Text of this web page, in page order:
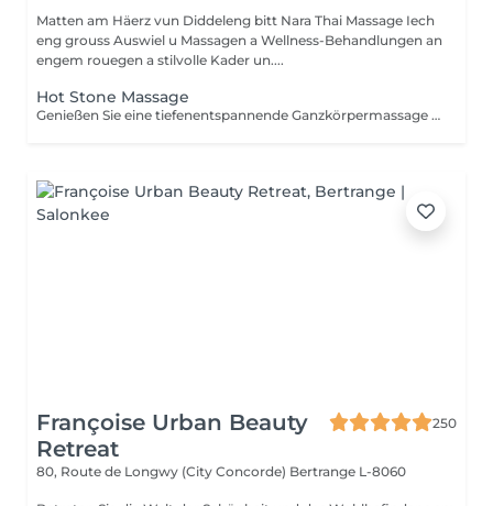
Matten am Häerz vun Diddeleng bitt Nara Thai Massage Iech
eng grouss Auswiel u Massagen a Wellness-Behandlungen an
engem rouegen a stilvolle Kader un....
Hot Stone Massage
Genießen Sie eine tiefenentspannende Ganzkörpermassage mit erwärmten Vulkansteinen und hochwertigen warmen Ölen. Die wohltuende Wärme hilft, Muskelverspannungen zu lösen, die Durchblutung zu fördern, Stress abzubauen und ein tiefes Gefühl von Entspannung und Wohlbefinden zu schaffen.
Françoise Urban Beauty
Retreat
250
80, Route de Longwy (City Concorde) Bertrange L-8060